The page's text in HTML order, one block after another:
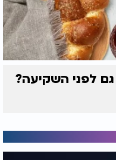
לפני השקיעה?